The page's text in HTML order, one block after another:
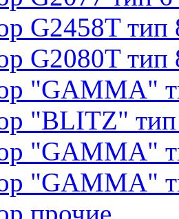
G2458T тип
G2080T тип
"GAMMA"
"BLITZ"
"GAMMA"
"GAMMA"
прочие